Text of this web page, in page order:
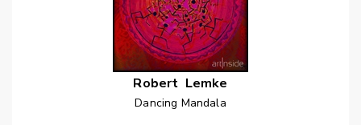
Robert Lemke
Dancing Mandala